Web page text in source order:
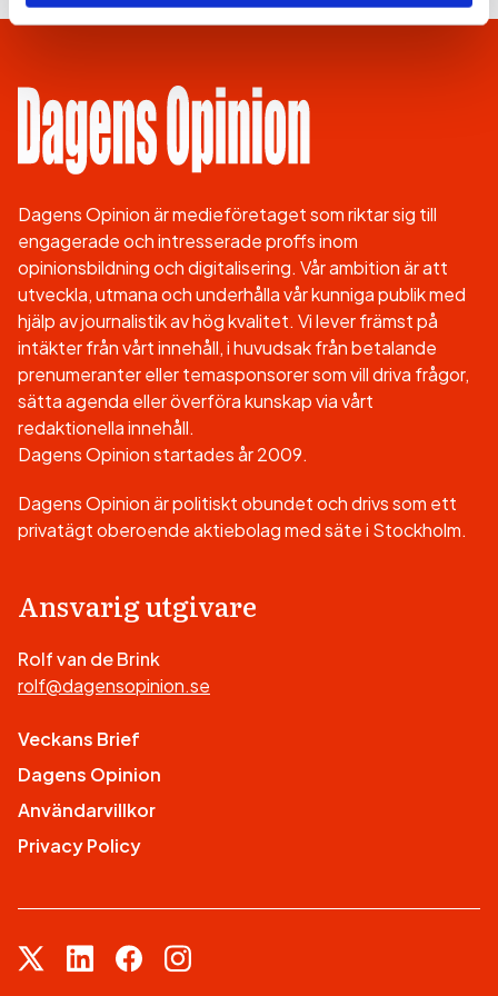
Dagens Opinion är medieföretaget som riktar sig till
engagerade och intresserade proffs inom
opinionsbildning och digitalisering. Vår ambition är att
utveckla, utmana och underhålla vår kunniga publik med
hjälp av journalistik av hög kvalitet. Vi lever främst på
intäkter från vårt innehåll, i huvudsak från betalande
prenumeranter eller temasponsorer som vill driva frågor,
sätta agenda eller överföra kunskap via vårt
redaktionella innehåll.
Dagens Opinion startades år 2009.
Dagens Opinion är politiskt obundet och drivs som ett
privatägt oberoende aktiebolag med säte i Stockholm.
Ansvarig utgivare
Rolf van de Brink
rolf@dagensopinion.se
Veckans Brief
Dagens Opinion
Användarvillkor
Privacy Policy